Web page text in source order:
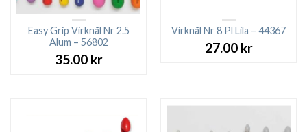
Easy Grip Virknål Nr 2.5
Alum – 56802
35.00 kr
Virknål Nr 8 Pl Lila – 44367
27.00 kr